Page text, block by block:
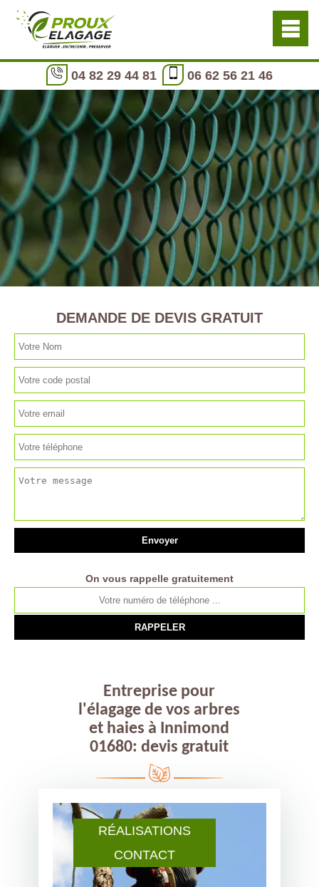
04 82 29 44 81 06 62 56 21 46
RÉALISATIONS
CONTACT
DEMANDE DE DEVIS GRATUIT
On vous rappelle gratuitement
Entreprise pour
l'élagage de vos arbres
et haies à Innimond
01680: devis gratuit